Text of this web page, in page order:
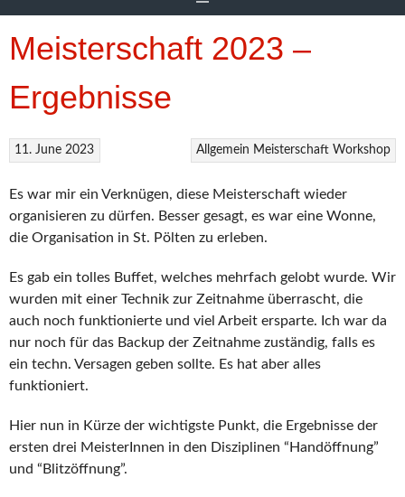
Meisterschaft 2023 –
Ergebnisse
Allgemein Meisterschaft Workshop
11. June 2023
Es war mir ein Verknügen, diese Meisterschaft wieder
organisieren zu dürfen. Besser gesagt, es war eine Wonne,
die Organisation in St. Pölten zu erleben.
Es gab ein tolles Buffet, welches mehrfach gelobt wurde. Wir
wurden mit einer Technik zur Zeitnahme überrascht, die
auch noch funktionierte und viel Arbeit ersparte. Ich war da
nur noch für das Backup der Zeitnahme zuständig, falls es
ein techn. Versagen geben sollte. Es hat aber alles
funktioniert.
Hier nun in Kürze der wichtigste Punkt, die Ergebnisse der
ersten drei MeisterInnen in den Disziplinen “Handöffnung”
und “Blitzöffnung”.